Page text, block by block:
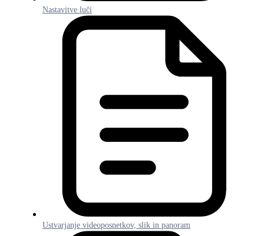
Nastavitve luči
Ustvarjanje videoposnetkov, slik in panoram